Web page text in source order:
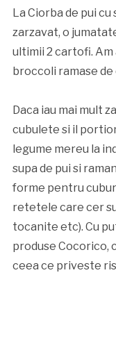
La Ciorba de pui
zarzavat, o
ultimii 2 cartofi.
broccoli ramase
Daca iau mai mult
cubulete si il
legume mereu la
supa de pui si
forme pentru
retetele care cer
tocanite etc). Cu
produse Cocorico,
ceea ce priveste